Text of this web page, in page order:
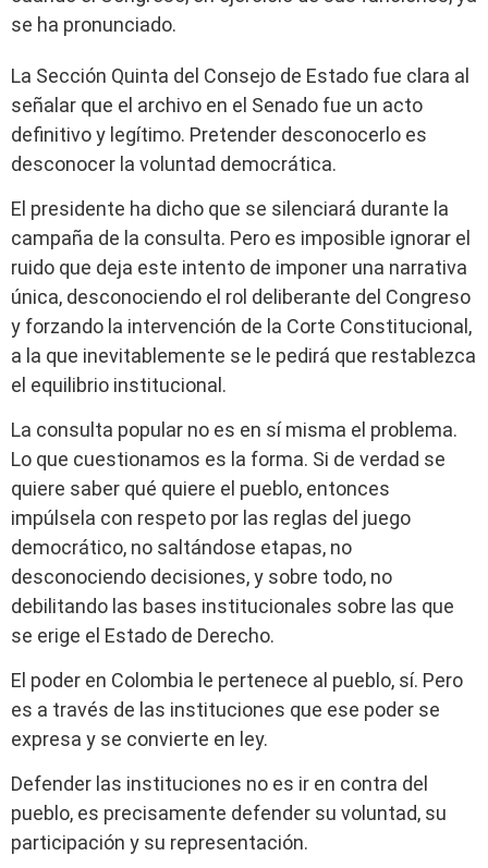
se ha pronunciado.
La Sección Quinta del Consejo de Estado fue clara al
señalar que el archivo en el Senado fue un acto
definitivo y legítimo. Pretender desconocerlo es
desconocer la voluntad democrática.
El presidente ha dicho que se silenciará durante la
campaña de la consulta. Pero es imposible ignorar el
ruido que deja este intento de imponer una narrativa
única, desconociendo el rol deliberante del Congreso
y forzando la intervención de la Corte Constitucional,
a la que inevitablemente se le pedirá que restablezca
el equilibrio institucional.
La consulta popular no es en sí misma el problema.
Lo que cuestionamos es la forma. Si de verdad se
quiere saber qué quiere el pueblo, entonces
impúlsela con respeto por las reglas del juego
democrático, no saltándose etapas, no
desconociendo decisiones, y sobre todo, no
debilitando las bases institucionales sobre las que
se erige el Estado de Derecho.
El poder en Colombia le pertenece al pueblo, sí. Pero
es a través de las instituciones que ese poder se
expresa y se convierte en ley.
Defender las instituciones no es ir en contra del
pueblo, es precisamente defender su voluntad, su
participación y su representación.